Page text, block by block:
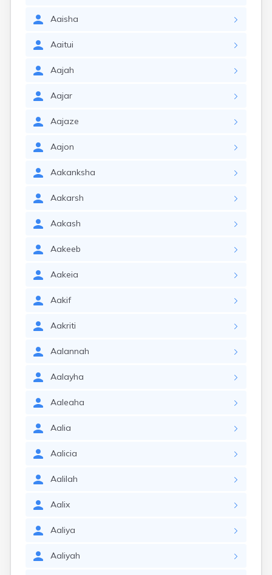
Aaisha
Aaitui
Aajah
Aajar
Aajaze
Aajon
Aakanksha
Aakarsh
Aakash
Aakeeb
Aakeia
Aakif
Aakriti
Aalannah
Aalayha
Aaleaha
Aalia
Aalicia
Aalilah
Aalix
Aaliya
Aaliyah